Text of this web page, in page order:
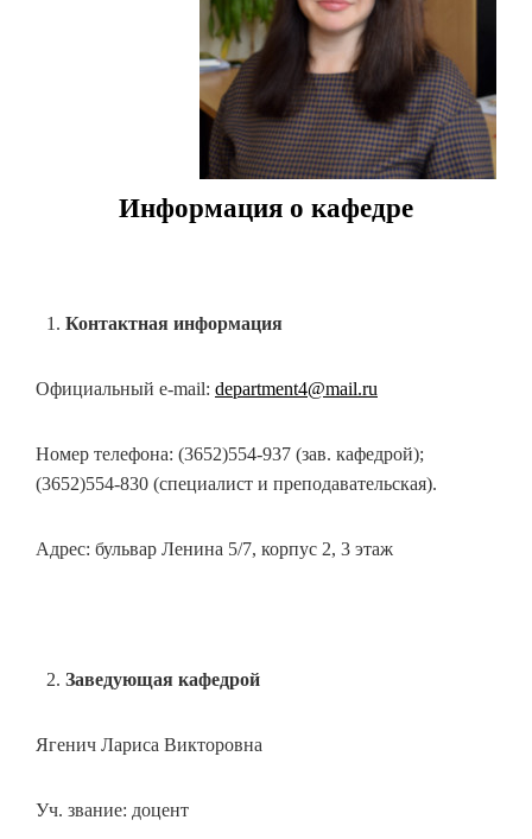
Информация о кафедре
Контактная информация
Официальный e-mail: department4@mail.ru
Номер телефона: (3652)554-937 (зав. кафедрой);
(3652)554-830 (специалист и преподавательская).
Адрес: бульвар Ленина 5/7, корпус 2, 3 этаж
Заведующая кафедрой
Ягенич Лариса Викторовна
Уч. звание: доцент